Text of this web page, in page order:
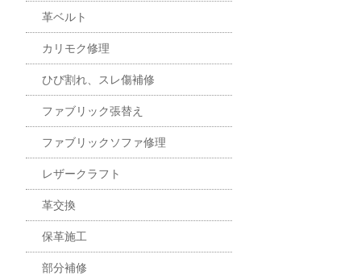
革ベルト
カリモク修理
ひび割れ、スレ傷補修
ファブリック張替え
ファブリックソファ修理
レザークラフト
革交換
保革施工
部分補修